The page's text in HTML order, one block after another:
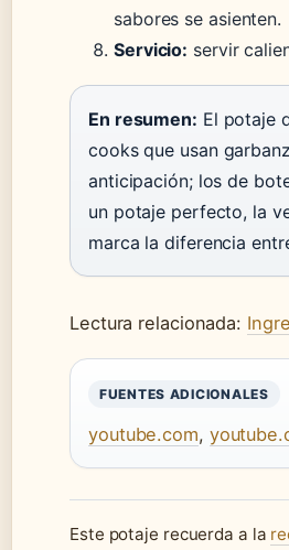
sabores se asienten.
Servicio: servir
En resumen: El potaje
cooks que usan
anticipación; los de
un potaje perfecto, la
marca la diferencia
Lectura relacionada:
FUENTES ADICIONALES
youtube.com,
Este potaje recuerda a la